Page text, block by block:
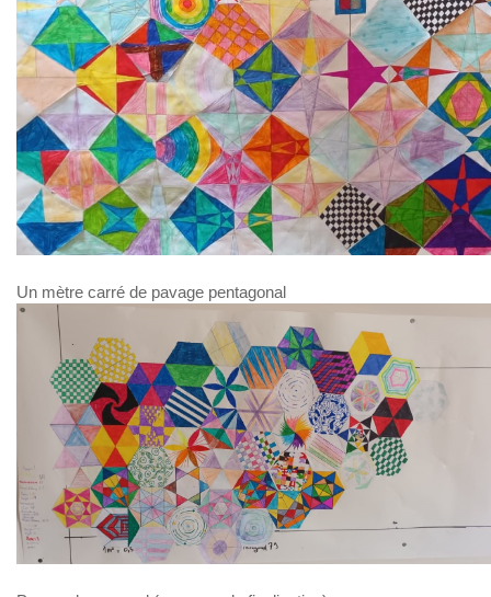
Un mètre carré de pavage pentagonal